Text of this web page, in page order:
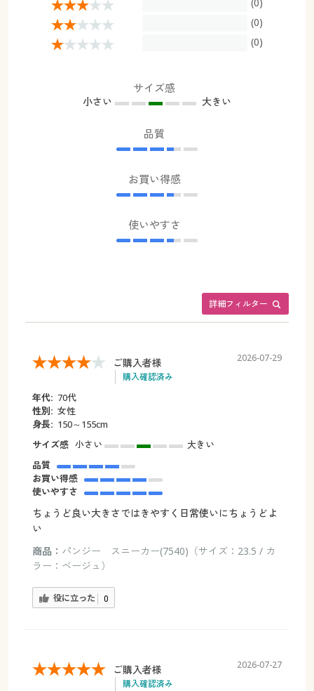
(0)
(0)
サイズ感
小さい 大きい
品質
お買い得感
使いやすさ
詳細フィルター
ご購入者様
購入確認済み
2026-07-29
年代: 70代
性別: 女性
身長: 150～155cm
サイズ感 小さい
大きい
品質
お買い得感
使いやすさ
ちょうど良い大きさではきやすく日常使いにちょうどよ
い
商品： パンジー スニーカー(7540)（サイズ：23.5 / カ
ラー：ベージュ）
役に立った 0
ご購入者様
購入確認済み
2026-07-27